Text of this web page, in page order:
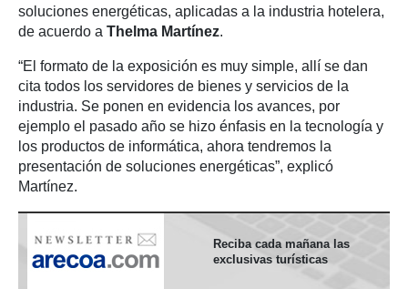
soluciones energéticas, aplicadas a la industria hotelera,
de acuerdo a Thelma Martínez.
“El formato de la exposición es muy simple, allí se dan
cita todos los servidores de bienes y servicios de la
industria. Se ponen en evidencia los avances, por
ejemplo el pasado año se hizo énfasis en la tecnología y
los productos de informática, ahora tendremos la
presentación de soluciones energéticas”, explicó
Martínez.
Reciba cada mañana las
exclusivas turísticas